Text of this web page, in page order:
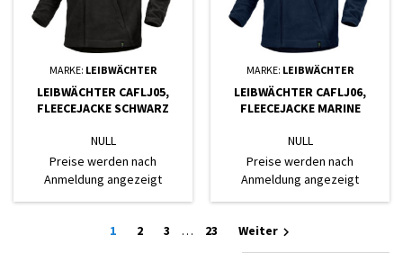
MARKE: LEIBWÄCHTER
LEIBWÄCHTER CAFLJ05,
FLEECEJACKE SCHWARZ
NULL
Preise werden nach
Anmeldung angezeigt
MARKE: LEIBWÄCHTER
LEIBWÄCHTER CAFLJ06,
FLEECEJACKE MARINE
NULL
Preise werden nach
Anmeldung angezeigt
1 2 3 … 23 Weiter